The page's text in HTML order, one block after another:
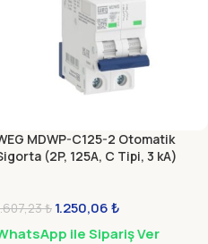
MDWP-C125-2 Otomatik
(2P, 125A, C Tipi, 3 kA)
₺ 1.250,06₺
ile Sipariş Ver